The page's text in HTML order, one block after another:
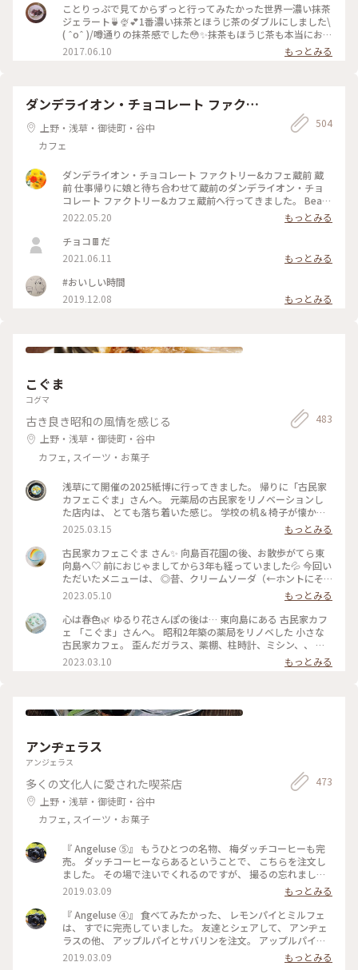
ことりっぷで見てからずっと行ってみたかった世界一濃い抹茶
ジェラート🍵🍨💕1番濃い抹茶とほうじ茶のダブルにしました\
( ˆoˆ )/噂通りの抹茶感でした😳✨抹茶もほうじ茶も本当にお茶
そのもののジェラートで美味しかったです😌💓土曜のお昼過ぎ
で、行列ができていました💦でも行く価値ありです♪ #壽々喜
2017.06.10 もっとみる
ダンデライオン・チョコレート ファクト
リー&カフェ蔵前
上野・浅草・御徒町・谷中
カフェ
504
ダンデライオン・チョコレート ファクトリー&カフェ蔵前 蔵
前 仕事帰りに娘と待ち合わせて蔵前のダンデライオン・チョ
コレート ファクトリー&カフェ蔵前へ行ってきました。 Bean
to Bar（ビーントゥバー）とは、カカオ豆からチョコレートバ
ーになるまで一貫して製造を行うことだそうで（いまさら知り
ました💦）、レジ脇の硝子張りのお部屋にはカカオ豆がたくさ
んあり、右側には完成したチョコバーが綺麗に並んでいまし
た。 今日は、蔵前店限定のほうじ茶で香りづけしたホットチ
ョコレートと一番人気のスモアをたべました。 （スモア→グ
ラハムクラッカーの上にチョコレートガナッシュとマシュマロ
が乗っていて、注文を受けてから表面を焼き上げてくれます）
て、東京にはいまはここだけになってしまったのですね。 土日
前 #カフェ #まだまだ #行きたいカフェが #いっぱい
2022.05.20
もっとみる
チョコ🍫だ
2021.06.11
もっとみる
#おいしい時間
2019.12.08
もっとみる
こぐま
コグマ
古き良き昭和の風情を感じる
上野・浅草・御徒町・谷中
カフェ, スイーツ・お菓子
483
浅草にて開催の2025紙博に行ってきました。 帰りに「古民家
カフェこぐま」さんへ。 元薬局の古民家をリノベーションし
た店内は、 とても落ち着いた感じ。 学校の机＆椅子が懐かし
いかった！ 食事とスイーツで悩みましたが、 今回はランチ兼
ディナーとして焼きオムライス。 卵の下にチーズが入ってい
て、美味しかったです。 次はスイーツをいただきたいな〜 #曳
舟 #東向島 #古民家カフェ #スカイツリー
2025.03.15
もっとみる
古民家カフェこぐま さん✨ 向島百花園の後、お散歩がてら東
向島へ♡ 前におじゃましてから3年も経っていました💦 今回い
ただいたメニューは、 ◎昔、クリームソーダ（←ホントにそ
ういう名前） ◎焼きカレー ここに来ると頼みたくなるクリー
ムソーダ（笑） （前回も投稿していた😂） そしてお初の焼き
カレー旨しです！🍛 * 相変わらずレトロ感溢れ、ダウンライト
が落ち着きます。 ポイントカードをもらったので、 また訪問
したいと思います🧸💕 #こぐま #古民家カフェ #レトロ #もと
薬局 #ランチ #スイーツ食べてないよ #私のことりっぷ旅 #レ
トロな街 #ひとりカフェ部
2023.05.10
もっとみる
心は春色🌿 ゆるり花さんぽの後は… 東向島にある 古民家カフ
ェ 「こぐま」さんへ。 昭和2年築の薬局をリノベした 小さな
古民家カフェ。 歪んだガラス、薬棚、柱時計、ミシン、、 古
いものと、学校の机と椅子などなど… なんともノスタルジック
な店内で あんみつ玉と ジャスミン茶、 ショコラと珈琲のタル
た。 #心は春色#東向島#こぐま#古民家カフェ#東京カフェ#ゆ
2023.03.10 もっとみる
アンヂェラス
アンジェラス
多くの文化人に愛された喫茶店
上野・浅草・御徒町・谷中
カフェ, スイーツ・お菓子
473
『 Angeluse ⑤』 もうひとつの名物、 梅ダッチコーヒーも完
売。 ダッチコーヒーならあるということで、 こちらを注文し
ました。 その場で注いでくれるのですが、 撮るの忘れました
😅 美味しくいただきました。 最初で最後の訪問になりました
が、 本当に行くことが出来てよかったです。 #angeluse#アン
ヂェラス#浅草カフェ#ダッチコーヒー
2019.03.09
もっとみる
『 Angeluse ④』 食べてみたかった、 レモンパイとミルフェ
は、 すでに完売していました。 友達とシェアして、 アンヂェ
ラスの他、 アップルパイとサバリンを注文。 アップルパイ
は、みっちり。 サバリンは、しみしみでした。 #angeluse#ア
ンヂェラス#浅草カフェ#ケーキ#アップルパイ#サバリン
2019.03.09 もっとみる